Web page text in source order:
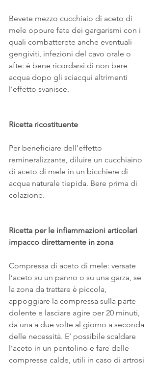
Bevete mezzo cucchiaio di aceto di
mele oppure fate dei gargarismi con i
quali combatterete anche eventuali
gengiviti, infezioni del cavo orale o
afte: è bene ricordarsi di non bere
acqua dopo gli sciacqui altrimenti
l’effetto svanisce.
Ricetta ricostituente
Per beneficiare dell’effetto
remineralizzante, diluire un cucchiaino
di aceto di mele in un bicchiere di
acqua naturale tiepida. Bere prima di
colazione.
Ricetta per le infiammazioni articolari
impacco direttamente in zona
Compressa di aceto di mele: versate
l’aceto su un panno o su una garza, se
la zona da trattare è piccola,
appoggiare la compressa sulla parte
dolente e lasciare agire per 20 minuti,
da una a due volte al giorno a seconda
delle necessità. E’ possibile scaldare
l’aceto in un pentolino e fare delle
compresse calde, utili in caso di artrosi